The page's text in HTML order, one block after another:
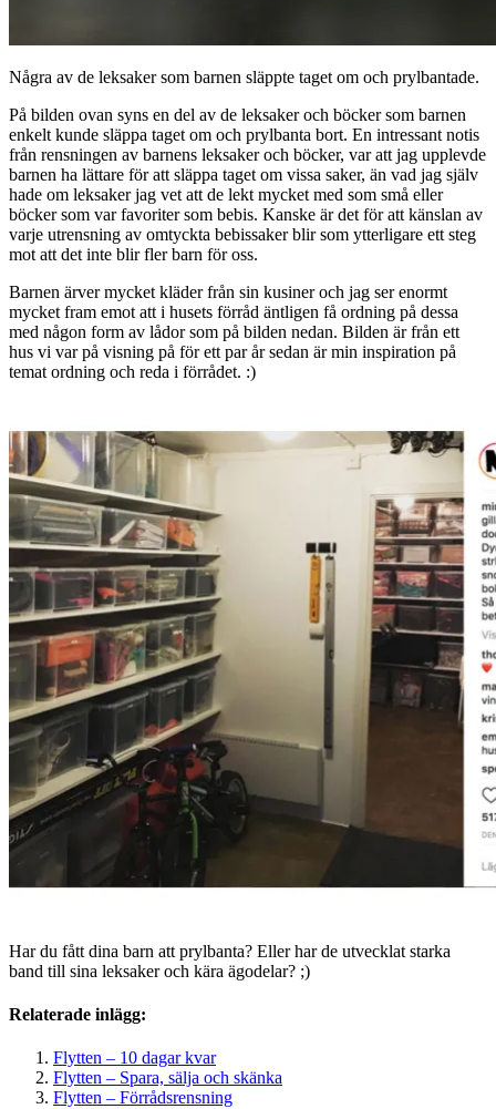
Några av de leksaker som barnen släppte taget om och prylbantade.
På bilden ovan syns en del av de leksaker och böcker som barnen
enkelt kunde släppa taget om och prylbanta bort. En intressant notis
från rensningen av barnens leksaker och böcker, var att jag upplevde
barnen ha lättare för att släppa taget om vissa saker, än vad jag själv
hade om leksaker jag vet att de lekt mycket med som små eller
böcker som var favoriter som bebis. Kanske är det för att känslan av
varje utrensning av omtyckta bebissaker blir som ytterligare ett steg
mot att det inte blir fler barn för oss.
Barnen ärver mycket kläder från sin kusiner och jag ser enormt
mycket fram emot att i husets förråd äntligen få ordning på dessa
med någon form av lådor som på bilden nedan. Bilden är från ett
hus vi var på visning på för ett par år sedan är min inspiration på
temat ordning och reda i förrådet. :)
Har du fått dina barn att prylbanta? Eller har de utvecklat starka
band till sina leksaker och kära ägodelar? ;)
Relaterade inlägg:
Flytten – 10 dagar kvar
Flytten – Spara, sälja och skänka
Flytten – Förrådsrensning